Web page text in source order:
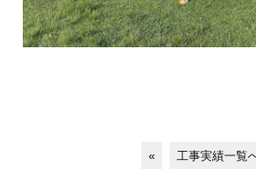
« 工事実績一覧